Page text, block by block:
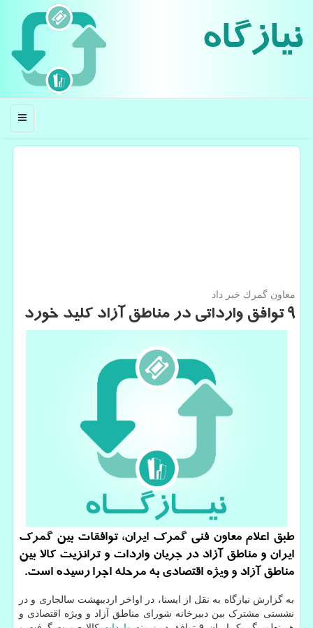
نیازگاه
منو
معاون گمرك خبر داد
9 توافق وارداتی در مناطق آزاد كلید خورد
طبق اعلام معاون فنی گمرک ایران، توافقات بین گمرک
ایران و مناطق آزاد در جریان واردات و ترانزیت کالا بین
مناطق آزاد و ویژه اقتصادی به مرحله اجرا رسیده است.
به گزارش نیازگاه به نقل از ایسنا، در اواخر اردیبهشت سالجاری و در
نشستی مشترک بین دبیرخانه شورای مناطق آزاد و ویژه اقتصادی و